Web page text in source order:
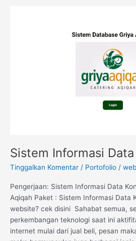
Sistem Informasi
Tinggalkan Komentar / Portofolio /
Pengerjaan: Sistem Informasi Data
Aqiqah Paket : Sistem Informasi Data
website? cek disini Sahabat semua,
perkembangan teknologi saat ini
internet mulai dari jual beli, pesan